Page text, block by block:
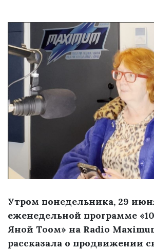
Утром понедельника, 29
еженедельной программе
Яной Тоом» на Radio
рассказала о продвижении